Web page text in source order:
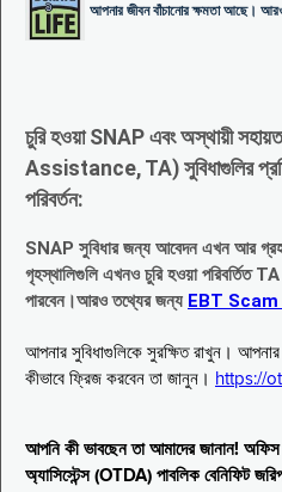
আপনার জীবন বাঁচানোর ক্ষমতা আছে।
চুরি হওয়া SNAP এবং অস্থায়ী
Assistance, TA) সুবিধাগুলির
পরিবর্তন:
SNAP সুবিধার জন্য আবেদন এখন আর
গৃহস্থালিগুলি এখনও চুরি হওয়া পরিবর্তিত
পারবেন।আরও তথ্যের জন্য EBT
আপনার সুবিধাগুলিকে সুরক্ষিত রাখুন। আপনার
কীভাবে ফ্রিজ করবেন তা জানুন। https://
আপনি কী ভাবছেন তা আমাদের জানান! অফিস
অ্যাসিস্টেন্স (OTDA) পাবলিক